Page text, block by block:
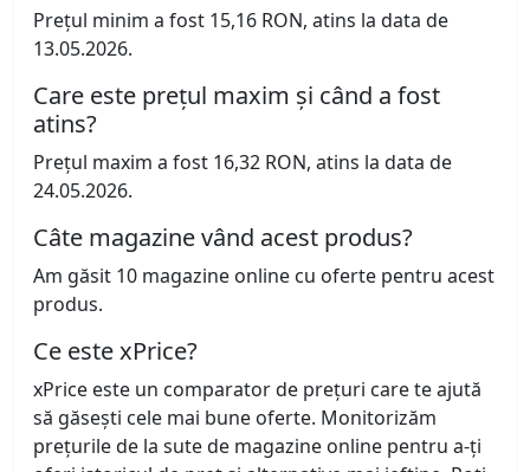
Prețul minim a fost 15,16 RON, atins la data de
13.05.2026.
Care este prețul maxim și când a fost
atins?
Prețul maxim a fost 16,32 RON, atins la data de
24.05.2026.
Câte magazine vând acest produs?
Am găsit 10 magazine online cu oferte pentru acest
produs.
Ce este xPrice?
xPrice este un comparator de prețuri care te ajută
să găsești cele mai bune oferte. Monitorizăm
prețurile de la sute de magazine online pentru a-ți